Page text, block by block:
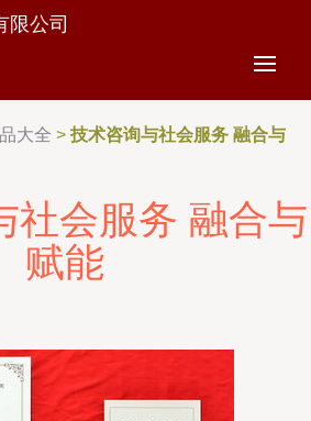
限公司
大全 > 技术咨询与社会服务 融合与
社会服务 融合与
赋能